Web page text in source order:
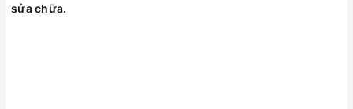
sửa chữa.